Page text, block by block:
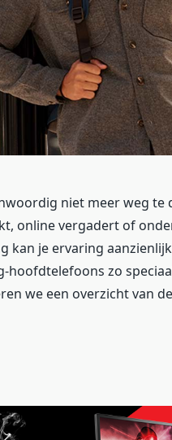
niet meer weg te
online vergadert of
kan je ervaring
hoofdtelefoons zo
we een overzicht van